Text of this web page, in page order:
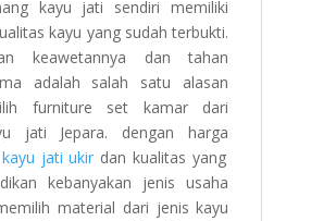
kayu jati sendiri memiliki
kayu yang sudah terbukti.
keawetannya dan tahan
adalah salah satu alasan
furniture set kamar dari
jati Jepara. dengan harga
jati ukir dan kualitas yang
kebanyakan jenis usaha
material dari jenis kayu